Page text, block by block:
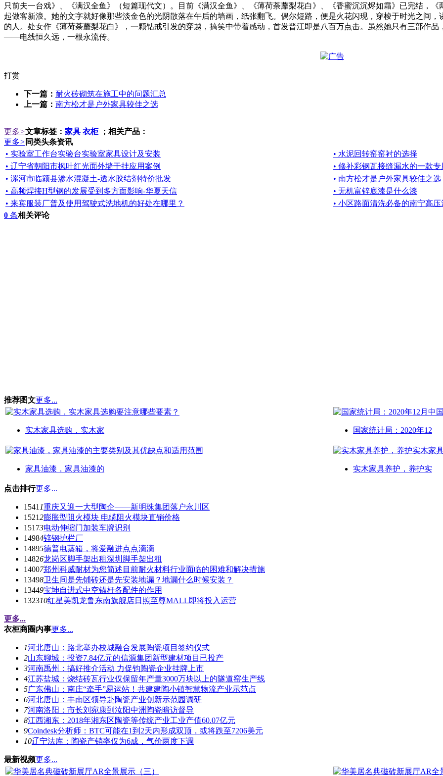
只前夫一台戏》、《满汉全鱼》（短篇现代文）。目前《满汉全鱼》、《薄荷荼蘼梨花白》、《香蜜沉沉烬如霜》已完结，
起做客新浪。她的文字就好像那些淡金色的光阴散落在午后的墙画，纸张翻飞。偶尔短路，便是火花闪现，穿梭于时光之间
的人。处女作《薄荷荼蘼梨花白》，一颗钻戒引发的穿越，搞笑中带着感动，首发晋江即是八百万点击。虽然她只有三部作
——电线恒久远，一根永流传。
打赏
下一篇： 耐火砖砌筑在施工中的问题汇总
上一篇： 南方松才是户外家具较佳之选
更多>文章标签： 家具 衣柜；相关产品：
更多> 同类头条资讯
• 实验室工作台实验台实验室家具设计及安装
• 水泥回转窑窑衬的选择
• 辽宁省朝阳市枫叶红光面外墙干挂应用案例
• 修补彩钢瓦接缝漏水的一款
• 漯河市临颍县渗水混凝土-透水胶结剂特价批发
• 南方松才是户外家具较佳之选
• 高频焊接H型钢的发展受到多方面影响-华夏天信
• 无机富锌底漆是什么漆
• 来宾服装厂普及使用驾驶式洗地机的好处在哪里？
• 小区路面清洗必备的南宁高
0 条相关评论
推荐图文更多...
实木家具选购，实木家 国家统计局：2020年12
家具油漆，家具油漆的 实木家具养护，养护实
点击排行更多...
1541 1重庆又迎一大型陶企——新明珠集团落户永川区
15212膨胀型阻火模块 电缆阻火模块直销价格
15173电动伸缩门加装车牌识别
14984锌钢护栏厂
14895德普电蒸箱，将爱融进点点滴滴
14826龙岗区脚手架出租深圳脚手架出租
14007郑州科威耐材为您简述目前耐火材料行业面临的困难和解决措施
13498卫生间是先铺砖还是先安装地漏？地漏什么时候安装？
13449宝坤自进式中空锚杆各配件的作用
132310红星美凯龙鲁东南旗舰店日照至尊MALL即将投入运营
更多...
衣柜商圈内事更多...
1河北唐山：路北举办校城融合发展陶瓷项目签约仪式
2山东聊城：投资7.84亿元的信源集团新型建材项目已投产
3河南禹州：搞好推介活动 力促钧陶瓷企业挂牌上市
4江苏盐城：烧结砖瓦行业仅保留年产量3000万块以上的隧道窑生产线
5广东佛山：南庄“牵手”易运站！共建建陶小镇智慧物流产业示范点
6河北唐山：丰南区领导赴陶瓷产业创新示范园调研
7河南洛阳：市长刘宛康到汝阳中洲陶瓷暗访督导
8江西湘东：2018年湘东区陶瓷等传统产业工业产值60.07亿元
9Coindesk分析师：BTC可能在1到2天内形成双顶，或将跌至7206美元
10辽宁法库：陶瓷产销率仅为6成，气价两度下调
最新视频更多...